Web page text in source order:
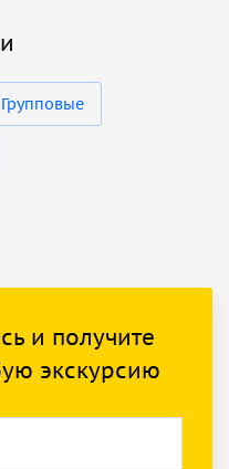
Групповые
и получите
экскурсию